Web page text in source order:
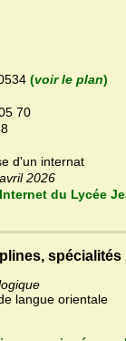
(voir le plan)
70
d'un internat
Dernière mise à jour : avril 2026
Accédez au site Internet
spécialités
langue orientale